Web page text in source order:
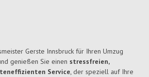
Gerste Innsbruck für Ihren Umzug
genießen Sie einen stressfreien,
Service, der speziell auf Ihre